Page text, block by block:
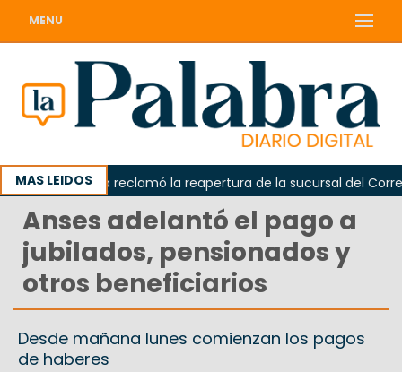
MENU
MAS LEIDOS
Odarda reclamó la reapertura de la sucursal del Correo
Anses adelantó el pago a
jubilados, pensionados y
otros beneficiarios
Desde mañana lunes comienzan los pagos
de haberes